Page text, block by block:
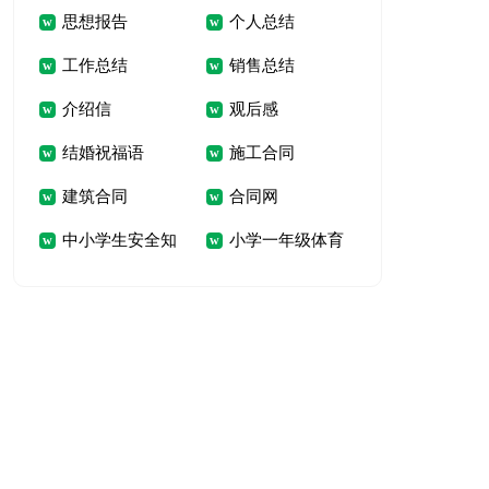
试题及答案 级语文上册《句子专
项》测试题及答案
思想报告 个人总结
工作总结 销售总结
介绍信 观后感
结婚祝福语 施工合同
建筑合同 合同网
中小学生安全知 小学一年级体育